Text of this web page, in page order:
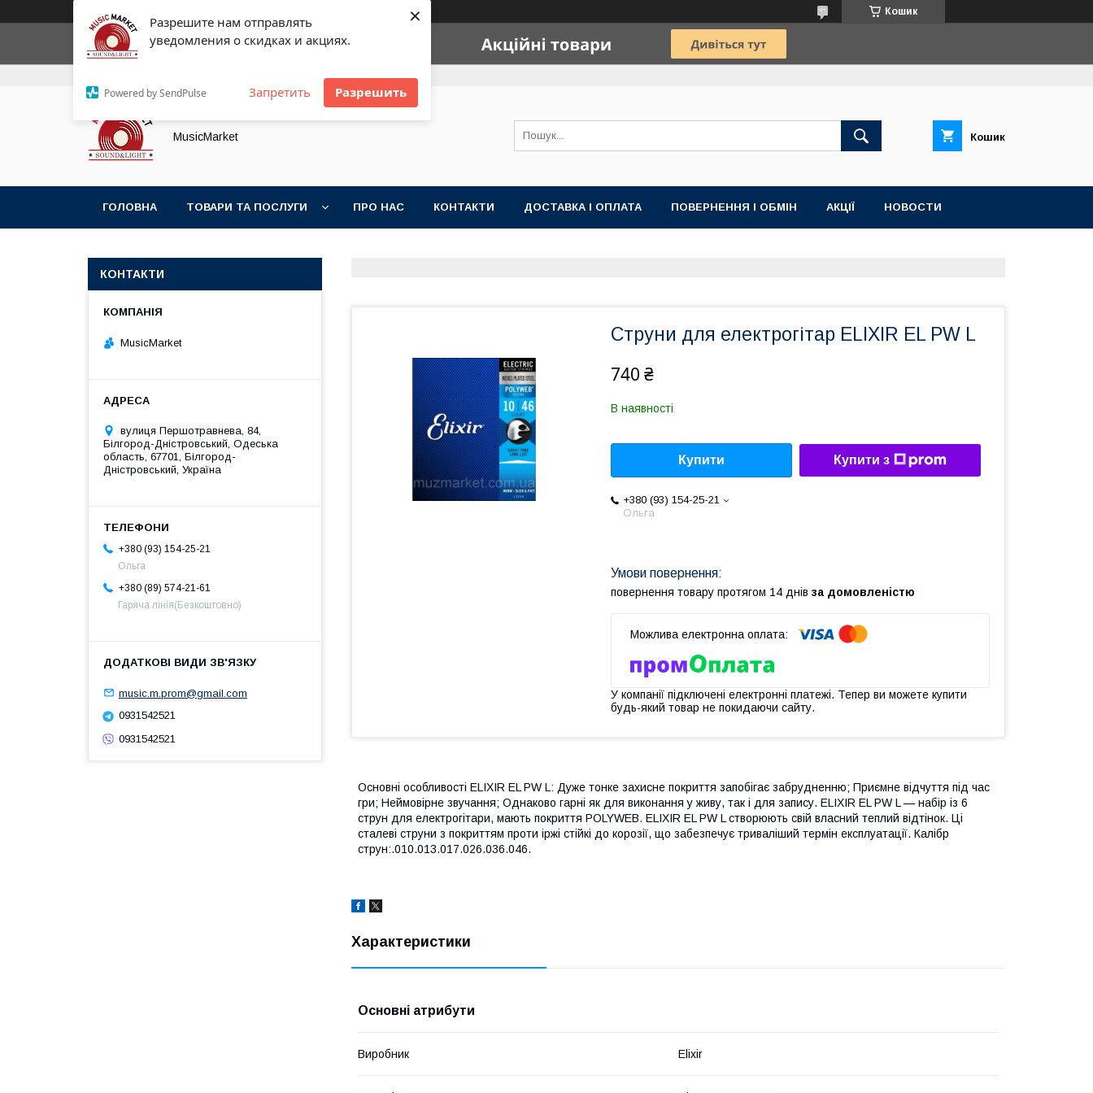
Разрешите нам отправлять
уведомления о скидках и акциях.
Powered by SendPulse Запретить Разрешить
× Кошик
MusicMarket Кошик
ГОЛОВНА ТОВАРИ ТА ПОСЛУГИ ПРО НАС КОНТАКТИ ДОСТАВКА І ОПЛАТА ПОВЕРНЕННЯ І ОБМІН АКЦІЇ НОВОСТИ
Струни для електрогітар ELIXIR EL PW L
740 ₴
В наявності
Купити Купити з
+380 (93) 154-25-21
Ольга
повернення товару протягом 14 днів за домовленістю
У компанії підключені електронні платежі. Тепер ви можете купити
будь-який товар не покидаючи сайту.
Основні особливості ELIXIR EL PW L: Дуже тонке захисне покриття запобігає забрудненню; Приємне відчуття під час
гри; Неймовірне звучання; Однаково гарні як для виконання у живу, так і для запису. ELIXIR EL PW L — набір із 6
струн для електрогітари, мають покриття POLYWEB. ELIXIR EL PW L створюють свій власний теплий відтінок. Ці
сталеві струни з покриттям проти іржі стійкі до корозії, що забезпечує триваліший термін експлуатації. Калібр
струн:.010.013.017.026.036.046.
Характеристики
Основні атрибути
Виробник Elixir
КОНТАКТИ
MusicMarket
вулиця Першотравнева, 84,
Білгород-Дністровський, Одеська
область, 67701, Білгород-
Дністровський, Україна
+380 (93) 154-25-21
Ольга
+380 (89) 574-21-61
Гаряча лінія(Безкоштовно)
music.m.prom@gmail.com
0931542521
0931542521